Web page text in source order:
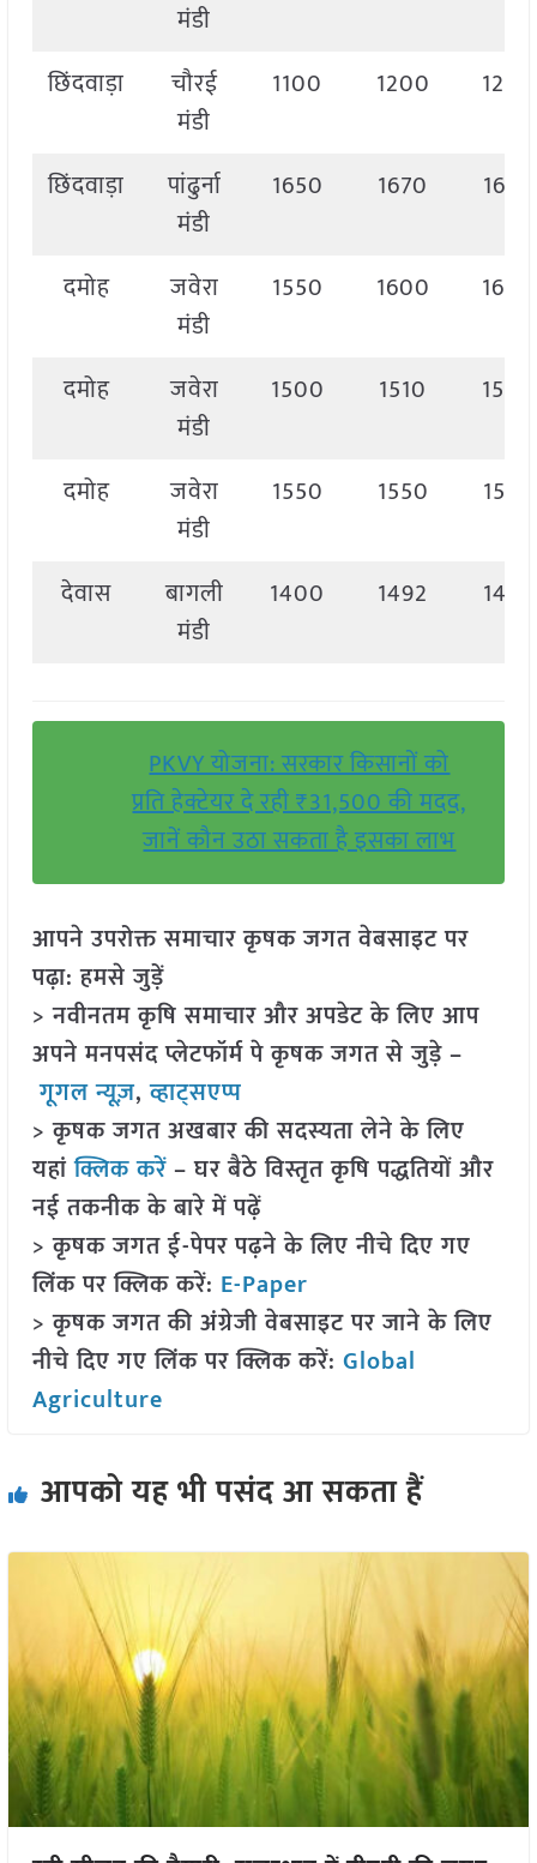
मंडी
छिंदवाड़ा
चौरई
मंडी
1100 1200 1200
छिंदवाड़ा
पांढुर्ना
मंडी
1650 1670 1670
दमोह
जवेरा
मंडी
1550 1600 1600
दमोह
जवेरा
मंडी
1500 1510 1500
दमोह
जवेरा
मंडी
1550 1550 1550
देवास
बागली
मंडी
1400 1492 1492
PKVY योजना: सरकार किसानों को
प्रति हेक्टेयर दे रही ₹31,500 की मदद,
जानें कौन उठा सकता है इसका लाभ
आपने उपरोक्त समाचार कृषक जगत वेबसाइट पर
पढ़ा: हमसे जुड़ें
> नवीनतम कृषि समाचार और अपडेट के लिए आप
अपने मनपसंद प्लेटफॉर्म पे कृषक जगत से जुड़े –
गूगल न्यूज़,व्हाट्सएप्प
> कृषक जगत अखबार की सदस्यता लेने के लिए
यहांक्लिक करें– घर बैठे विस्तृत कृषि पद्धतियों और
नई तकनीक के बारे में पढ़ें
> कृषक जगत ई-पेपर पढ़ने के लिए नीचे दिए गए
लिंक पर क्लिक करें: E-Paper
> कृषक जगत की अंग्रेजी वेबसाइट पर जाने के लिए
नीचे दिए गए लिंक पर क्लिक करें: Global
Agriculture
आपको यह भी पसंद आ सकता हैं